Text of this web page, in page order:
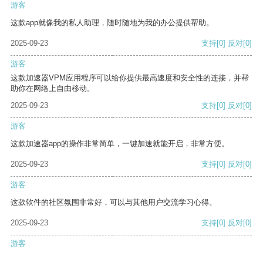
游客
这款app就像我的私人助理，随时随地为我的办公提供帮助。
2025-09-23 支持[0] 反对[0]
游客
这款加速器VPM应用程序可以给你提供最高速度和安全性的连接，并帮
助你在网络上自由移动。
2025-09-23
支持[0] 反对[0]
游客
这款加速器app的操作非常简单，一键加速就能开启，非常方便。
2025-09-23 支持[0] 反对[0]
游客
这款软件的社区氛围非常好，可以与其他用户交流学习心得。
2025-09-23 支持[0] 反对[0]
游客